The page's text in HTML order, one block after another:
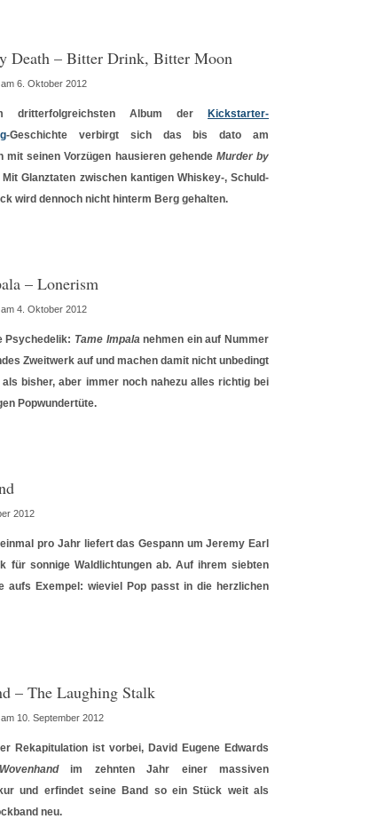
Death – Bitter Drink, Bitter Moon
am 6. Oktober 2012
dritterfolgreichsten Album der
Kickstarter-
-Geschichte verbirgt sich das bis dato am
mit seinen Vorzügen hausieren gehende Murder by
Mit Glanztaten zwischen kantigen Whiskey-, Schuld-
wird dennoch nicht hinterm Berg gehalten.
– Lonerism
am 4. Oktober 2012
Psychedelik: Tame Impalanehmen ein auf Nummer
Zweitwerk auf und machen damit nicht unbedingt
bisher, aber immer noch nahezu alles richtig bei
Popwundertüte.
2012
pro Jahr liefert das Gespann um Jeremy Earl
für sonnige Waldlichtungen ab. Auf ihrem siebten
aufs Exempel: wieviel Pop passt in die herzlichen
– The Laughing Stalk
am 10. September 2012
Rekapitulation ist vorbei, David Eugene Edwards
Wovenhandim zehnten Jahr einer massiven
und erfindet seine Band so ein Stück weit als
neu.